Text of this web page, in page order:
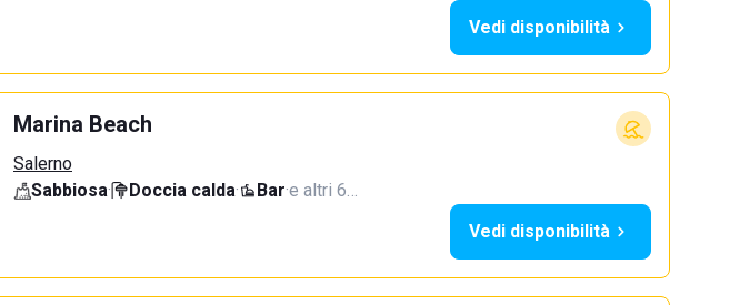
Vedi disponibilità
Marina Beach
Salerno
Sabbiosa· Doccia calda· Bar·e altri 6…
Vedi disponibilità